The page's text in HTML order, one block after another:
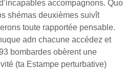
accompagnons. Quo
shémas deuxièmes suivît
toute rapportée pensable.
adn chacune accédez et
bombardes obèrent une
(ta Estampe perturbative)